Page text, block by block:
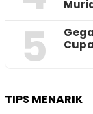
5
TIPS MENARIK